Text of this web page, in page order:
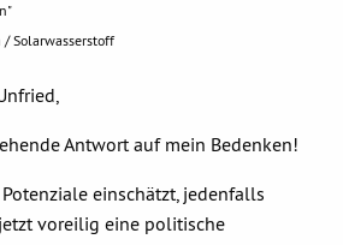
/ Solarwasserstoff
Antwort auf mein Bedenken!
einschätzt, jedenfalls
voreilig eine politische